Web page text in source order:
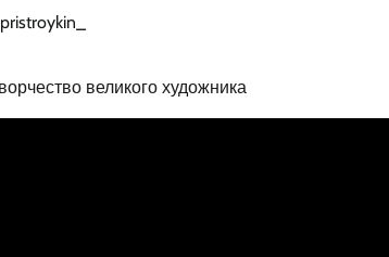
pristroykin_